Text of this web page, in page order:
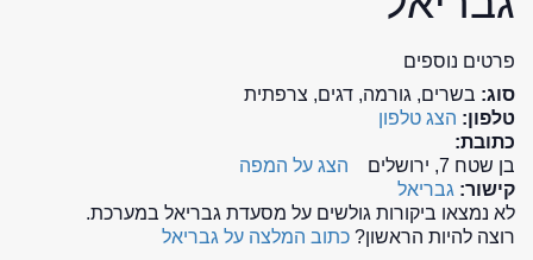
פרטים נוספים
סוג: בשרים, גורמה, דגים, צרפתית
טלפון: הצג טלפון
כתובת:
בן שטח 7, ירושלים
הצג על המפה
קישור: גבריאל
לא נמצאו ביקורות גולשים על מסעדת גבריאל במערכת.
רוצה להיות הראשון? כתוב המלצה על גבריאל